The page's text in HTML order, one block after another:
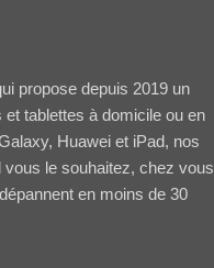
propose depuis 2019 un
tablettes à domicile ou en
Huawei et iPad, nos
le souhaitez, chez vous
en moins de 30